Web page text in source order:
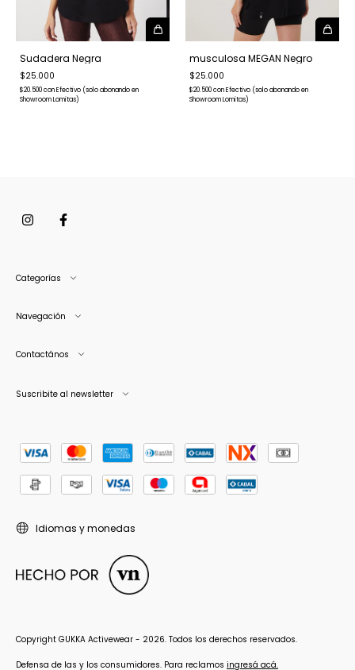
Sudadera Negra
$25.000
$20.500conEfectivo (solo abonando en
Showroom Lomitas)
musculosa MEGAN Negro
$25.000
$20.500conEfectivo (solo abonando en
Showroom Lomitas)
Categorías
Navegación
Contactános
Suscribite al newsletter
Idiomas y monedas
Copyright GUKKA Activewear - 2026. Todos los derechos reservados.
Defensa de las y los consumidores. Para reclamos ingresá acá.